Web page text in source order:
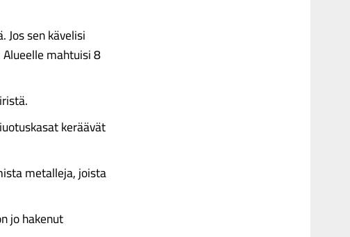
sen kävelisi
mahtuisi 8
keräävät
metalleja, joista
jo hakenut